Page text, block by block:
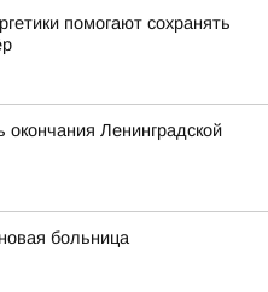
помогают сохранять
окончания Ленинградской
больница